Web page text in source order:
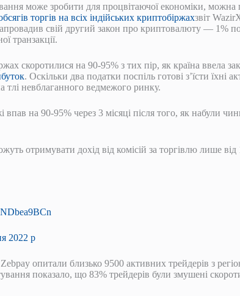
може зробити для процвітаючої економіки, можна
торгів на всіх індійських криптобіржахзвіт
свій другий закон про криптовалюту — 1%
транзакції.
скоротилися на 90-95% з тих пір, як країна ввела
. Оскільки два податки поспіль готові з’їсти їхні
тлі невблаганного ведмежого ринку.
впав на 90-95% через 3 місяці після того, як набули
отримувати дохід від комісій за торгівлю лише від
2022 р
опитали близько 9500 активних трейдерів з
показало, що 83% трейдерів були змушені